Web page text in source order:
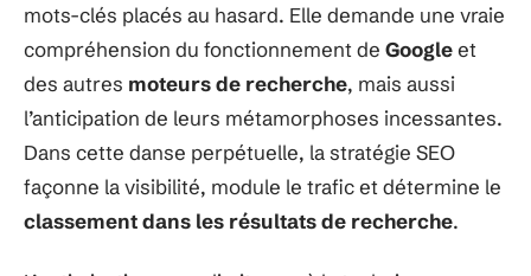
mots-clés placés au hasard. Elle demande une vraie
compréhension du fonctionnement de Googleet
des autres moteurs de recherche, mais aussi
l’anticipation de leurs métamorphoses incessantes.
Dans cette danse perpétuelle, la stratégie SEO
façonne la visibilité, module le trafic et détermine le
classement dans les résultats de recherche.